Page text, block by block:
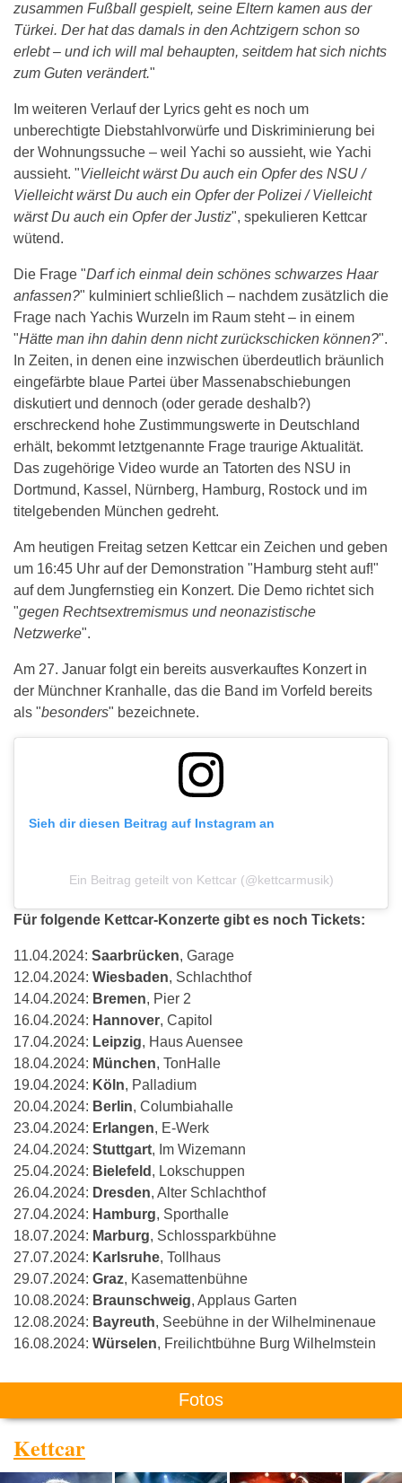
zusammen Fußball gespielt, seine Eltern kamen aus der
Türkei. Der hat das damals in den Achtzigern schon so
erlebt – und ich will mal behaupten, seitdem hat sich nichts
zum Guten verändert."
Im weiteren Verlauf der Lyrics geht es noch um
unberechtigte Diebstahlvorwürfe und Diskriminierung bei
der Wohnungssuche – weil Yachi so aussieht, wie Yachi
aussieht. "Vielleicht wärst Du auch ein Opfer des NSU /
Vielleicht wärst Du auch ein Opfer der Polizei / Vielleicht
wärst Du auch ein Opfer der Justiz", spekulieren Kettcar
wütend.
Die Frage "Darf ich einmal dein schönes schwarzes Haar
anfassen?" kulminiert schließlich – nachdem zusätzlich die
Frage nach Yachis Wurzeln im Raum steht – in einem
"Hätte man ihn dahin denn nicht zurückschicken können?".
In Zeiten, in denen eine inzwischen überdeutlich bräunlich
eingefärbte blaue Partei über Massenabschiebungen
diskutiert und dennoch (oder gerade deshalb?)
erschreckend hohe Zustimmungswerte in Deutschland
erhält, bekommt letztgenannte Frage traurige Aktualität.
Das zugehörige Video wurde an Tatorten des NSU in
Dortmund, Kassel, Nürnberg, Hamburg, Rostock und im
titelgebenden München gedreht.
Am heutigen Freitag setzen Kettcar ein Zeichen und geben
um 16:45 Uhr auf der Demonstration "Hamburg steht auf!"
auf dem Jungfernstieg ein Konzert. Die Demo richtet sich
"gegen Rechtsextremismus und neonazistische
Netzwerke".
Am 27. Januar folgt ein bereits ausverkauftes Konzert in
der Münchner Kranhalle, das die Band im Vorfeld bereits
als "besonders" bezeichnete.
Sieh dir diesen Beitrag auf Instagram an
Ein Beitrag geteilt von Kettcar (@kettcarmusik)
Für folgende Kettcar-Konzerte gibt es noch Tickets:
11.04.2024: Saarbrücken, Garage
12.04.2024: Wiesbaden, Schlachthof
14.04.2024: Bremen, Pier 2
16.04.2024: Hannover, Capitol
17.04.2024: Leipzig, Haus Auensee
18.04.2024: München, TonHalle
19.04.2024: Köln, Palladium
20.04.2024: Berlin, Columbiahalle
23.04.2024: Erlangen, E-Werk
24.04.2024: Stuttgart, Im Wizemann
25.04.2024: Bielefeld , Lokschuppen
26.04.2024: Dresden, Alter Schlachthof
27.04.2024: Hamburg, Sporthalle
18.07.2024: Marburg, Schlossparkbühne
27.07.2024: Karlsruhe, Tollhaus
29.07.2024: Graz, Kasemattenbühne
10.08.2024: Braunschweig, Applaus Garten
12.08.2024: Bayreuth, Seebühne in der Wilhelminenaue
16.08.2024: Würselen, Freilichtbühne Burg Wilhelmstein
Fotos
Kettcar